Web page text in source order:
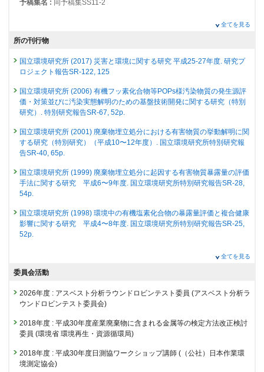
24142 : 資源循環と物質管理に必要な各種基盤技術の開発と調査研究
23428 : 放射性物質汚染管理システムの開発
23436 : PG３ 災害環境マネジメント研究プログラム
23437 : 災害時の資源循環・廃棄物マネジメント強靭化戦略の確立
23563 : 新規POPsを含有する廃棄物の環境上適正な管理に関する研究
23610 : 資源循環と物質管理に必要な各種基盤技術の開発と調査研究
2015年度
23036 : 環境回復研究
23038 : 放射性物質汚染廃棄物管理システムの開発
23044 : 災害環境マネジメント研究
23045 : 災害時の資源循環・廃棄物マネジメント強靭化戦略の確立
23140 : 負の遺産対策・難循環物質に係る処理技術及び計測手法の開発・
評価
23181 : 災害・放射性物質汚染廃棄物等の処理処分技術・システムの構築
23200 : 資源循環・適正処理を支援する基盤技術研究
2014年度
22647 : 環境回復研究プログラム
22650 : 放射性物質汚染廃棄物管理システムの開発
価
Yamamoto T.(山本貴士),
Osako M.(大迫政浩)
査読付き 原著論文
waste incineration fly ash particles
発表者 :Kitamura H.(北村 洋樹), Dahlan A.V., Tian Y., Shimaoka T.,
Yamamoto T.(山本貴士), Takahashi F.
941 (2019)
査読付き 原著論文
発表者 :Yamamoto T.(山本貴士) , Toyoguchi T.(豊口敏之), Kida A.(貴田晶
子)
掲載誌 :
その他
稲わらの放射性セシウム濃度測定における測定誤差に関す
Suzuki T.(鈴木隆央), Fujiwara H.(藤原大), Takeuchi Y.(竹内幸生),
敏),Osako M.(大迫政浩)
査読付き 原著論文
Impact of secondary generated minerals on toxic element
immobilization for air pollution control fly ash of a municipal
発表者 :Kitamura H., Dahlan A. V., Tian Y., Shimaoka T.,Yamamoto T.(山
本貴士), Takahashi F.
予稿集名 : 同予稿集SS11-2
化検討(その3)
発表者 :岩崎一晴, 山城勇人, 結城健一, 飯田裕貴子, 桐賢太郎, 仲地史裕,
豊口敏之, 山本貴士 ,寺園淳
予稿集名 :同予稿集, 8
研究発表
発表者 :山本貴士, 高田恭子
学会等名称 :第3回環境化学物質合同大会(第32回環境化学討論会) (2024)
予稿集名 :同予稿集, 511-512
研究発表
人工知能(AI)モデルを用いた大気中繊維状物質計数の迅速
化検討(その2)
発表者 :岩崎一晴, 山城勇人, 結城健一, 飯田裕貴子, 桐賢太郎, 仲地史裕,
豊口敏之,山本貴士
寺園淳
学会等名称 :
大気試料の位相差顕微鏡観察画像における人工知能を用い
発表者 :飯田裕貴子, 山本貴士 , 岩崎一晴, 結城健一, 桐賢太郎, 山城勇人,
豊口敏之,寺園淳
学会等名称 :第34回日本産業衛生学会全国協議会 (2024)
予稿集名 :同講演集, 253
研究発表
公開データに基づくアスベスト廃棄物処分量把握の試み
全てを見る
所の刊行物
国立環境研究所 (2017) 災害と環境に関する研究 平成25-27年度. 研究プ
ロジェクト報告SR-122, 125
国立環境研究所 (2006) 有機フッ素化合物等POPs様汚染物質の発生源評
価・対策並びに汚染実態解明のための基盤技術開発に関する研究（特別
研究）. 特別研究報告SR-67, 52p.
国立環境研究所 (2001) 廃棄物埋立処分における有害物質の挙動解明に関
する研究（特別研究）（平成10〜12年度）. 国立環境研究所特別研究報
告SR-40, 65p.
国立環境研究所 (1999) 廃棄物埋立処分に起因する有害物質暴露量の評価
手法に関する研究 平成6〜9年度. 国立環境研究所特別研究報告SR-28,
54p.
国立環境研究所 (1998) 環境中の有機塩素化合物の暴露量評価と複合健康
影響に関する研究 平成4〜8年度. 国立環境研究所特別研究報告SR-25,
52p.
山本貴士 (1997) オゾン層を破壊しない新規代替ハロン物質の熱挙動.
106-'97, 55
山本貴士 (2017) ナノ材料と廃棄物, 国立環境研究所ニュース, (4), 10-12
立環境研究所ニュース, (4), 7-9
ュース, (5), 10-11
全てを見る
委員会活動
2026年度 : アスベスト分析ラウンドロビンテスト委員 (アスベスト分析ラ
ウンドロビンテスト委員会)
2018年度 : 平成30年度産業廃棄物に含まれる金属等の検定方法改正検討
委員 (環境省 環境再生・資源循環局)
2018年度 : 平成30年度日測協ワークショップ講師 (（公社）日本作業環
境測定協会)